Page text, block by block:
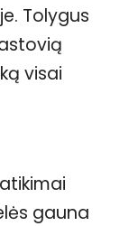
Tolygus
visai
gauna